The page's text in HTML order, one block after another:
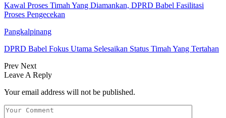
Kawal Proses Timah Yang Diamankan, DPRD Babel Fasilitasi
Proses Pengecekan
Pangkalpinang
DPRD Babel Fokus Utama Selesaikan Status Timah Yang Tertahan
Prev Next
Leave A Reply
Your email address will not be published.